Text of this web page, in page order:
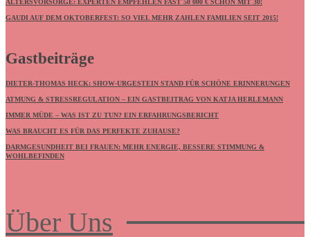
ALTERSVORSORGE: EXPERTEN EMPFEHLEN FAST 50 000 € SCHON MIT 30!
GAUDI AUF DEM OKTOBERFEST: SO VIEL MEHR ZAHLEN FAMILIEN SEIT 2015!
Gastbeiträge
DIETER-THOMAS HECK: SHOW-URGESTEIN STAND FÜR SCHÖNE ERINNERUNGEN
ATMUNG & STRESSREGULATION – EIN GASTBEITRAG VON KATJA HERLEMANN
IMMER MÜDE – WAS IST ZU TUN? EIN ERFAHRUNGSBERICHT
WAS BRAUCHT ES FÜR DAS PERFEKTE ZUHAUSE?
DARMGESUNDHEIT BEI FRAUEN: MEHR ENERGIE, BESSERE STIMMUNG &
WOHLBEFINDEN
Über Uns